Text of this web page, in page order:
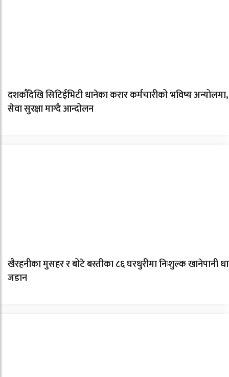
दशकौँदेखि सिटिईभिटी धानेका करार कर्मचारीको भविष्य अन्योलमा,
सेवा सुरक्षा माग्दै आन्दोलन
खैरहनीका मुसहर र बोटे बस्तीका ८६ घरधुरीमा निःशुल्क खानेपानी
जडान